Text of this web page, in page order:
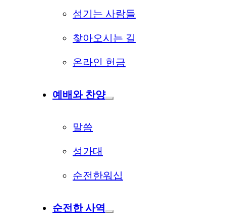
섬기는 사람들
찾아오시는 길
온라인 헌금
예배와 찬양
말씀
성가대
순전한워십
순전한 사역